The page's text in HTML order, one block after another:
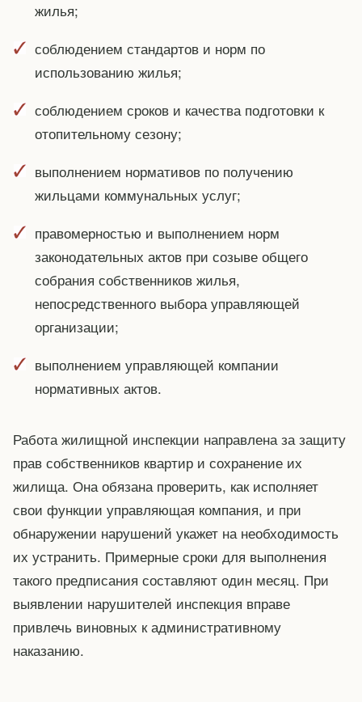
жилья;
соблюдением стандартов и норм по
использованию жилья;
соблюдением сроков и качества подготовки к
отопительному сезону;
выполнением нормативов по получению
жильцами коммунальных услуг;
правомерностью и выполнением норм
законодательных актов при созыве общего
собрания собственников жилья,
непосредственного выбора управляющей
организации;
выполнением управляющей компании
нормативных актов.
Работа жилищной инспекции направлена за защиту
прав собственников квартир и сохранение их
жилища. Она обязана проверить, как исполняет
свои функции управляющая компания, и при
обнаружении нарушений укажет на необходимость
их устранить. Примерные сроки для выполнения
такого предписания составляют один месяц. При
выявлении нарушителей инспекция вправе
привлечь виновных к административному
наказанию.